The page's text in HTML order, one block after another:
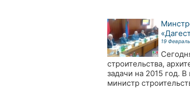
19
строительства,
задачи на 2015 год.
министр